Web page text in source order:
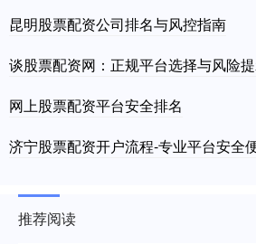
昆明股票配资公司排名与风控指南
谈股票配资网：正规平台选择与风险
网上股票配资平台安全排名
济宁股票配资开户流程-专业平台安全
推荐阅读